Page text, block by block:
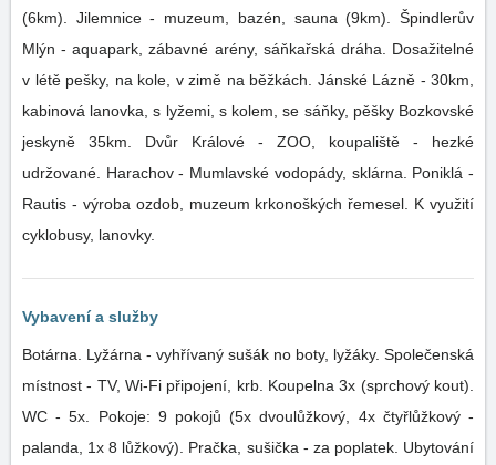
(6km). Jilemnice - muzeum, bazén, sauna (9km). Špindlerův
Mlýn - aquapark, zábavné arény, sáňkařská dráha. Dosažitelné
v létě pešky, na kole, v zimě na běžkách. Jánské Lázně - 30km,
kabinová lanovka, s lyžemi, s kolem, se sáňky, pěšky Bozkovské
jeskyně 35km. Dvůr Králové - ZOO, koupaliště - hezké
udržované. Harachov - Mumlavské vodopády, sklárna. Poniklá -
Rautis - výroba ozdob, muzeum krkonoškých řemesel. K využití
cyklobusy, lanovky.
Vybavení a služby
Botárna. Lyžárna - vyhřívaný sušák no boty, lyžáky. Společenská
místnost - TV, Wi-Fi připojení, krb. Koupelna 3x (sprchový kout).
WC - 5x. Pokoje: 9 pokojů (5x dvoulůžkový, 4x čtyřlůžkový -
palanda, 1x 8 lůžkový). Pračka, sušička - za poplatek. Ubytování